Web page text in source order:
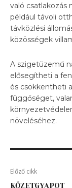
való csatlakozás
például távoli
távközlési
közösségek
A szigetüzemű
elősegítheti a
és csökkentheti
függőséget,
növeléséhez.
Előző cikk
KŐZETGYAPOT